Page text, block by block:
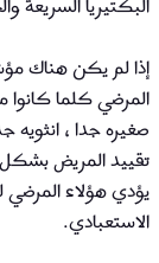
إذا لم يكن هناك
المرضي كلما كانوا
صغيره جدا ،
تقييد المريض
يؤدي هؤلاء
الاستعبادي.